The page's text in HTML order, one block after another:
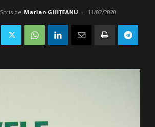
Scris de Marian GHIȚEANU - 11/02/2020